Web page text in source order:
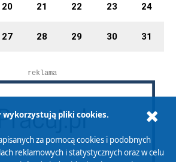
20 21 22 23 24
27 28 29 30 31
reklama
wykorzystują pliki cookies.
za pomocą cookies i podobnych
reklamowych i statystycznych oraz w celu